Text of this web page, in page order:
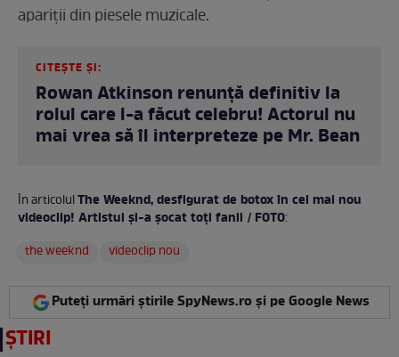
apariții din piesele muzicale.
CITEȘTE ȘI:
Rowan Atkinson renunță definitiv la
rolul care l-a făcut celebru! Actorul nu
mai vrea să îl interpreteze pe Mr. Bean
În articolulThe Weeknd, desfigurat de botox în cel mai nou
videoclip! Artistul și-a șocat toți fanii / FOTO:
the weeknd
videoclip nou
Puteți urmări știrile SpyNews.ro și pe Google News
ȘTIRI